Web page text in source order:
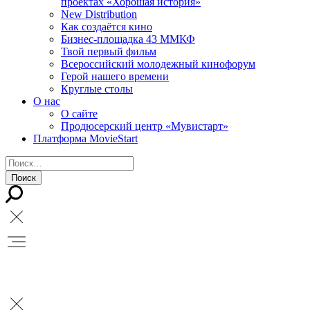
New Distribution
Как создаётся кино
Бизнес-площадка 43 ММКФ
Твой первый фильм
Всероссийский молодежный кинофорум
Герой нашего времени
Круглые столы
О нас
О сайте
Продюсерский центр «Мувистарт»
Платформа MovieStart